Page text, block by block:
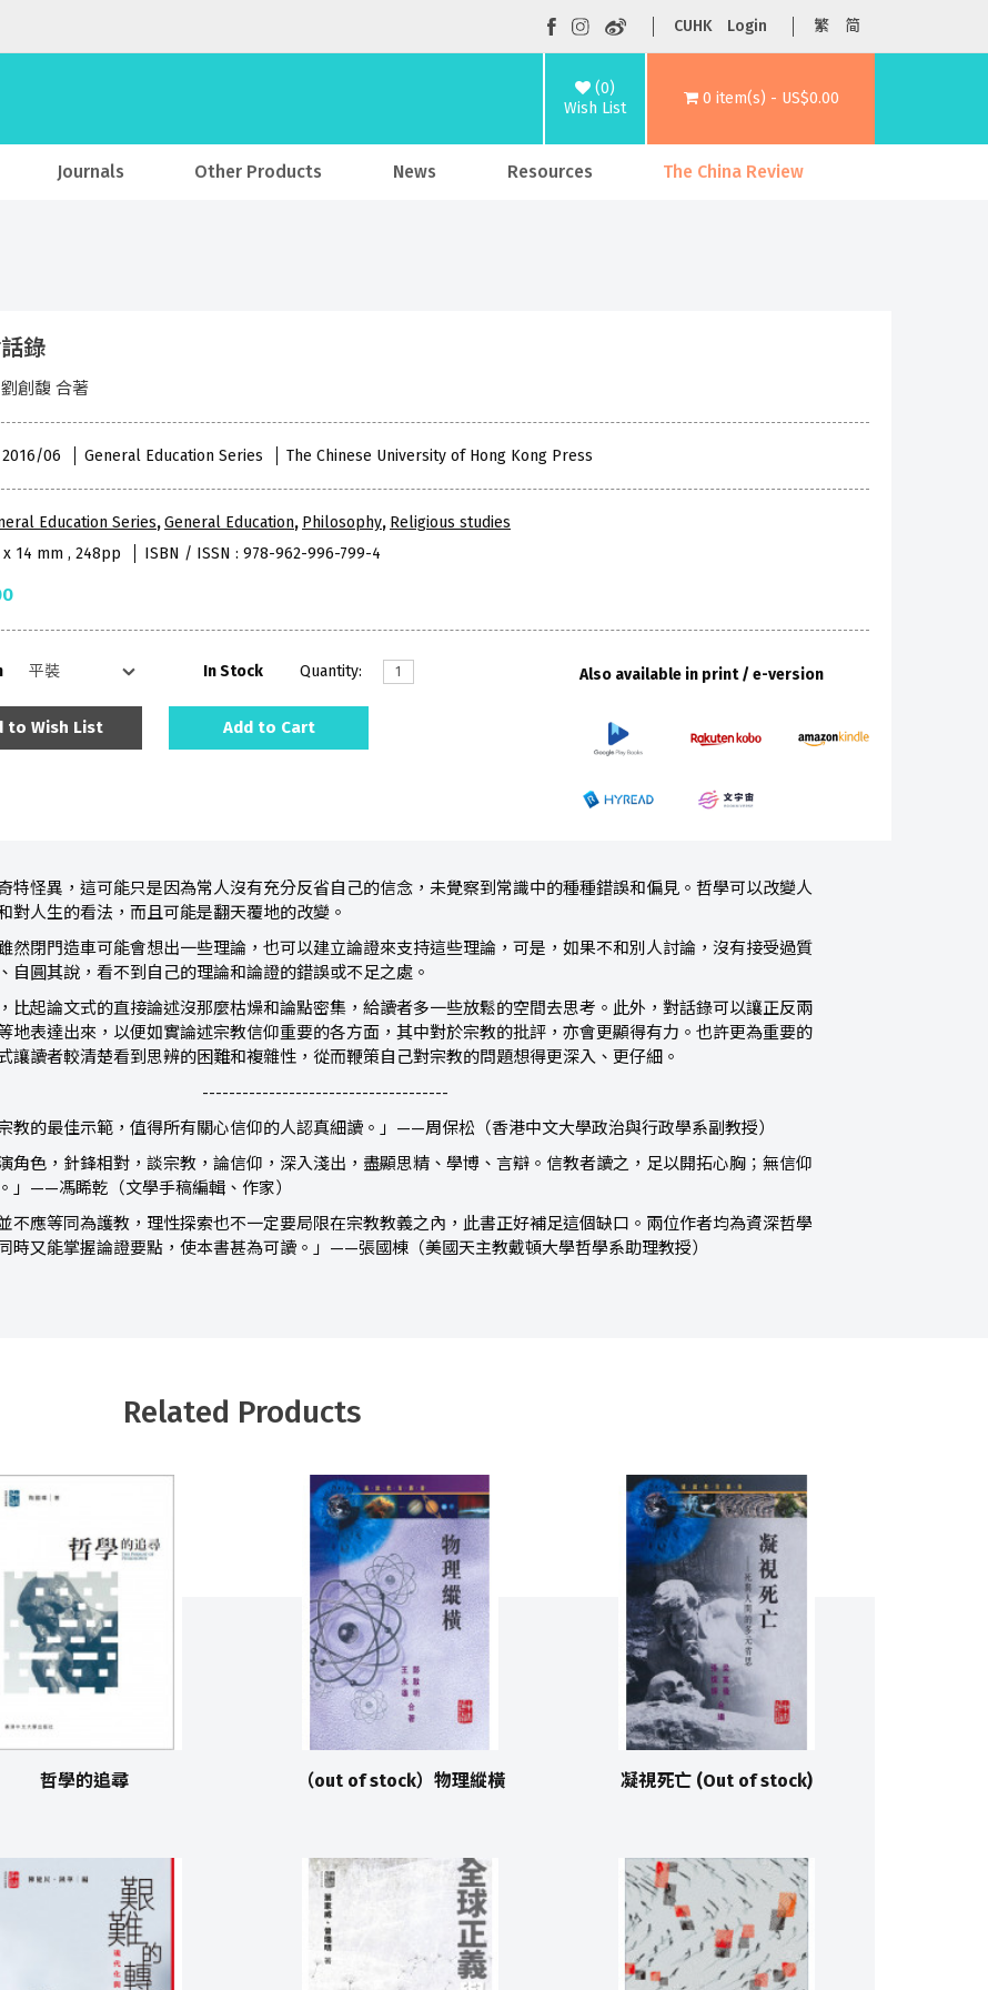
CUHK Login 繁 简
(0)
Wish List
0 item(s) - US$0.00
Journals Other Products News Resources The China Review
錄
創馥 合著
2016/06 General Education Series The Chinese University of Hong Kong Press
Education Series,General Education, Philosophy, Religious studies
x 14 mm , 248pp
ISBN / ISSN : 978-962-996-799-4
In Stock Quantity:
to Wish List Add to Cart
Also available in print / e-version
特怪異，這可能只是因為常人沒有充分反省自己的信念，未覺察到常識中的種種錯誤和偏見。哲學可以改變人
對人生的看法，而且可能是翻天覆地的改變。
然閉門造車可能會想出一些理論，也可以建立論證來支持這些理論，可是，如果不和別人討論，沒有接受過質
自圓其說，看不到自己的理論和論證的錯誤或不足之處。
比起論文式的直接論述沒那麼枯燥和論點密集，給讀者多一些放鬆的空間去思考。此外，對話錄可以讓正反兩
地表達出來，以便如實論述宗教信仰重要的各方面，其中對於宗教的批評，亦會更顯得有力。也許更為重要的
讓讀者較清楚看到思辨的困難和複雜性，從而鞭策自己對宗教的問題想得更深入、更仔細。
-------------------------------------
教的最佳示範，值得所有關心信仰的人認真細讀。」——周保松（香港中文大學政治與行政學系副教授）
角色，針鋒相對，談宗教，論信仰，深入淺出，盡顯思精、學博、言辯。信教者讀之，足以開拓心胸；無信仰
」——馮睎乾（文學手稿編輯、作家）
不應等同為護教，理性探索也不一定要局限在宗教教義之內，此書正好補足這個缺口。兩位作者均為資深哲學
時又能掌握論證要點，使本書甚為可讀。」——張國棟（美國天主教戴頓大學哲學系助理教授）
Related Products
哲學的追尋 （out of stock）物理縱橫 凝視死亡 (Out of stock)